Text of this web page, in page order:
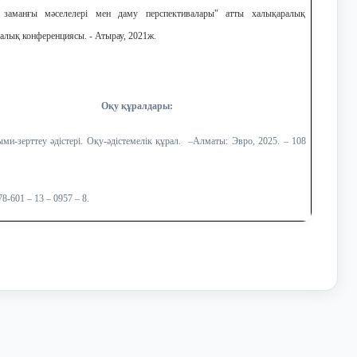
заманғы мәселелері мен даму перспективалары" атты халықаралық
конференциясы. - Атырау, 2021ж.
Оқу құралдары:
зерттеу әдістері. Оқу-әдістемелік құрал. –Алматы: Эвро, 2025. – 108
601 – 13 – 0957 – 8.